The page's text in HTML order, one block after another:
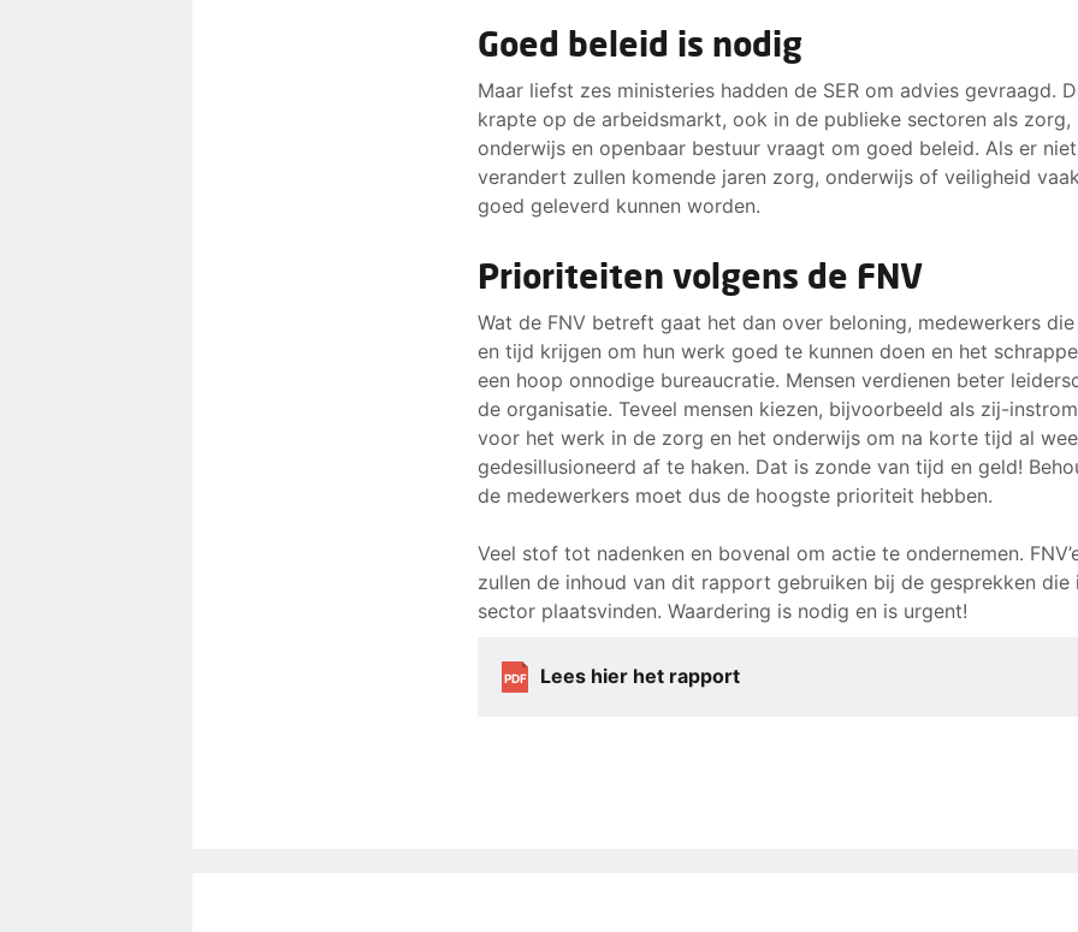
Goed beleid is nodig
Maar liefst zes ministeries hadden de SER om advies gevraagd.
krapte op de arbeidsmarkt, ook in de publieke sectoren als zorg,
onderwijs en openbaar bestuur vraagt om goed beleid. Als er
verandert zullen komende jaren zorg, onderwijs of veiligheid
goed geleverd kunnen worden.
Prioriteiten volgens de FNV
Wat de FNV betreft gaat het dan over beloning, medewerkers
en tijd krijgen om hun werk goed te kunnen doen en het
een hoop onnodige bureaucratie. Mensen verdienen beter
de organisatie. Teveel mensen kiezen, bijvoorbeeld als zij-
voor het werk in de zorg en het onderwijs om na korte tijd al
gedesillusioneerd af te haken. Dat is zonde van tijd en geld!
de medewerkers moet dus de hoogste prioriteit hebben.
Veel stof tot nadenken en bovenal om actie te ondernemen.
zullen de inhoud van dit rapport gebruiken bij de gesprekken die
sector plaatsvinden. Waardering is nodig en is urgent!
PDF Lees hier het rapport